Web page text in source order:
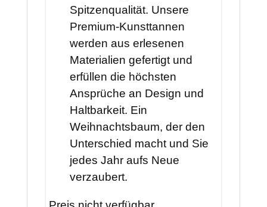
Spitzenqualität. Unsere
Premium-Kunsttannen
werden aus erlesenen
Materialien gefertigt und
erfüllen die höchsten
Ansprüche an Design und
Haltbarkeit. Ein
Weihnachtsbaum, der den
Unterschied macht und Sie
jedes Jahr aufs Neue
verzaubert.